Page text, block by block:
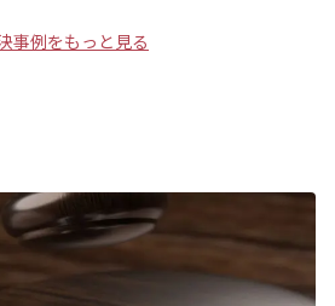
事例をもっと見る